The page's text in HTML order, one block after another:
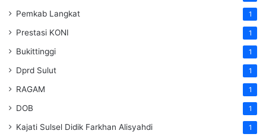
Pemkab Langkat 1
Prestasi KONI 1
Bukittinggi 1
Dprd Sulut 1
RAGAM 1
DOB 1
Kajati Sulsel Didik Farkhan Alisyahdi 1